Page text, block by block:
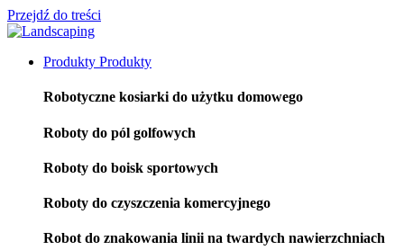
Przejdź do treści
Produkty Produkty
Robotyczne kosiarki do użytku domowego
Roboty do pól golfowych
Roboty do boisk sportowych
Roboty do czyszczenia komercyjnego
Robot do znakowania linii na twardych nawierzchniach